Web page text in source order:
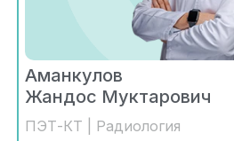
Аманкулов
Жандос Муктарович
ПЭТ-КТ | Радиология